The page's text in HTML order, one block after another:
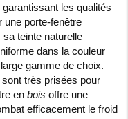
les qualités
une porte-fenêtre
teinte naturelle
dans la couleur
gamme de choix.
très prisées pour
en bois offre une
efficacement le froid